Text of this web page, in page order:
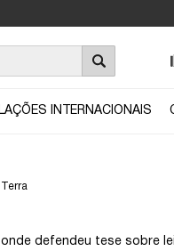
INTERNACIONAIS
Terra
onde defendeu tese sobre